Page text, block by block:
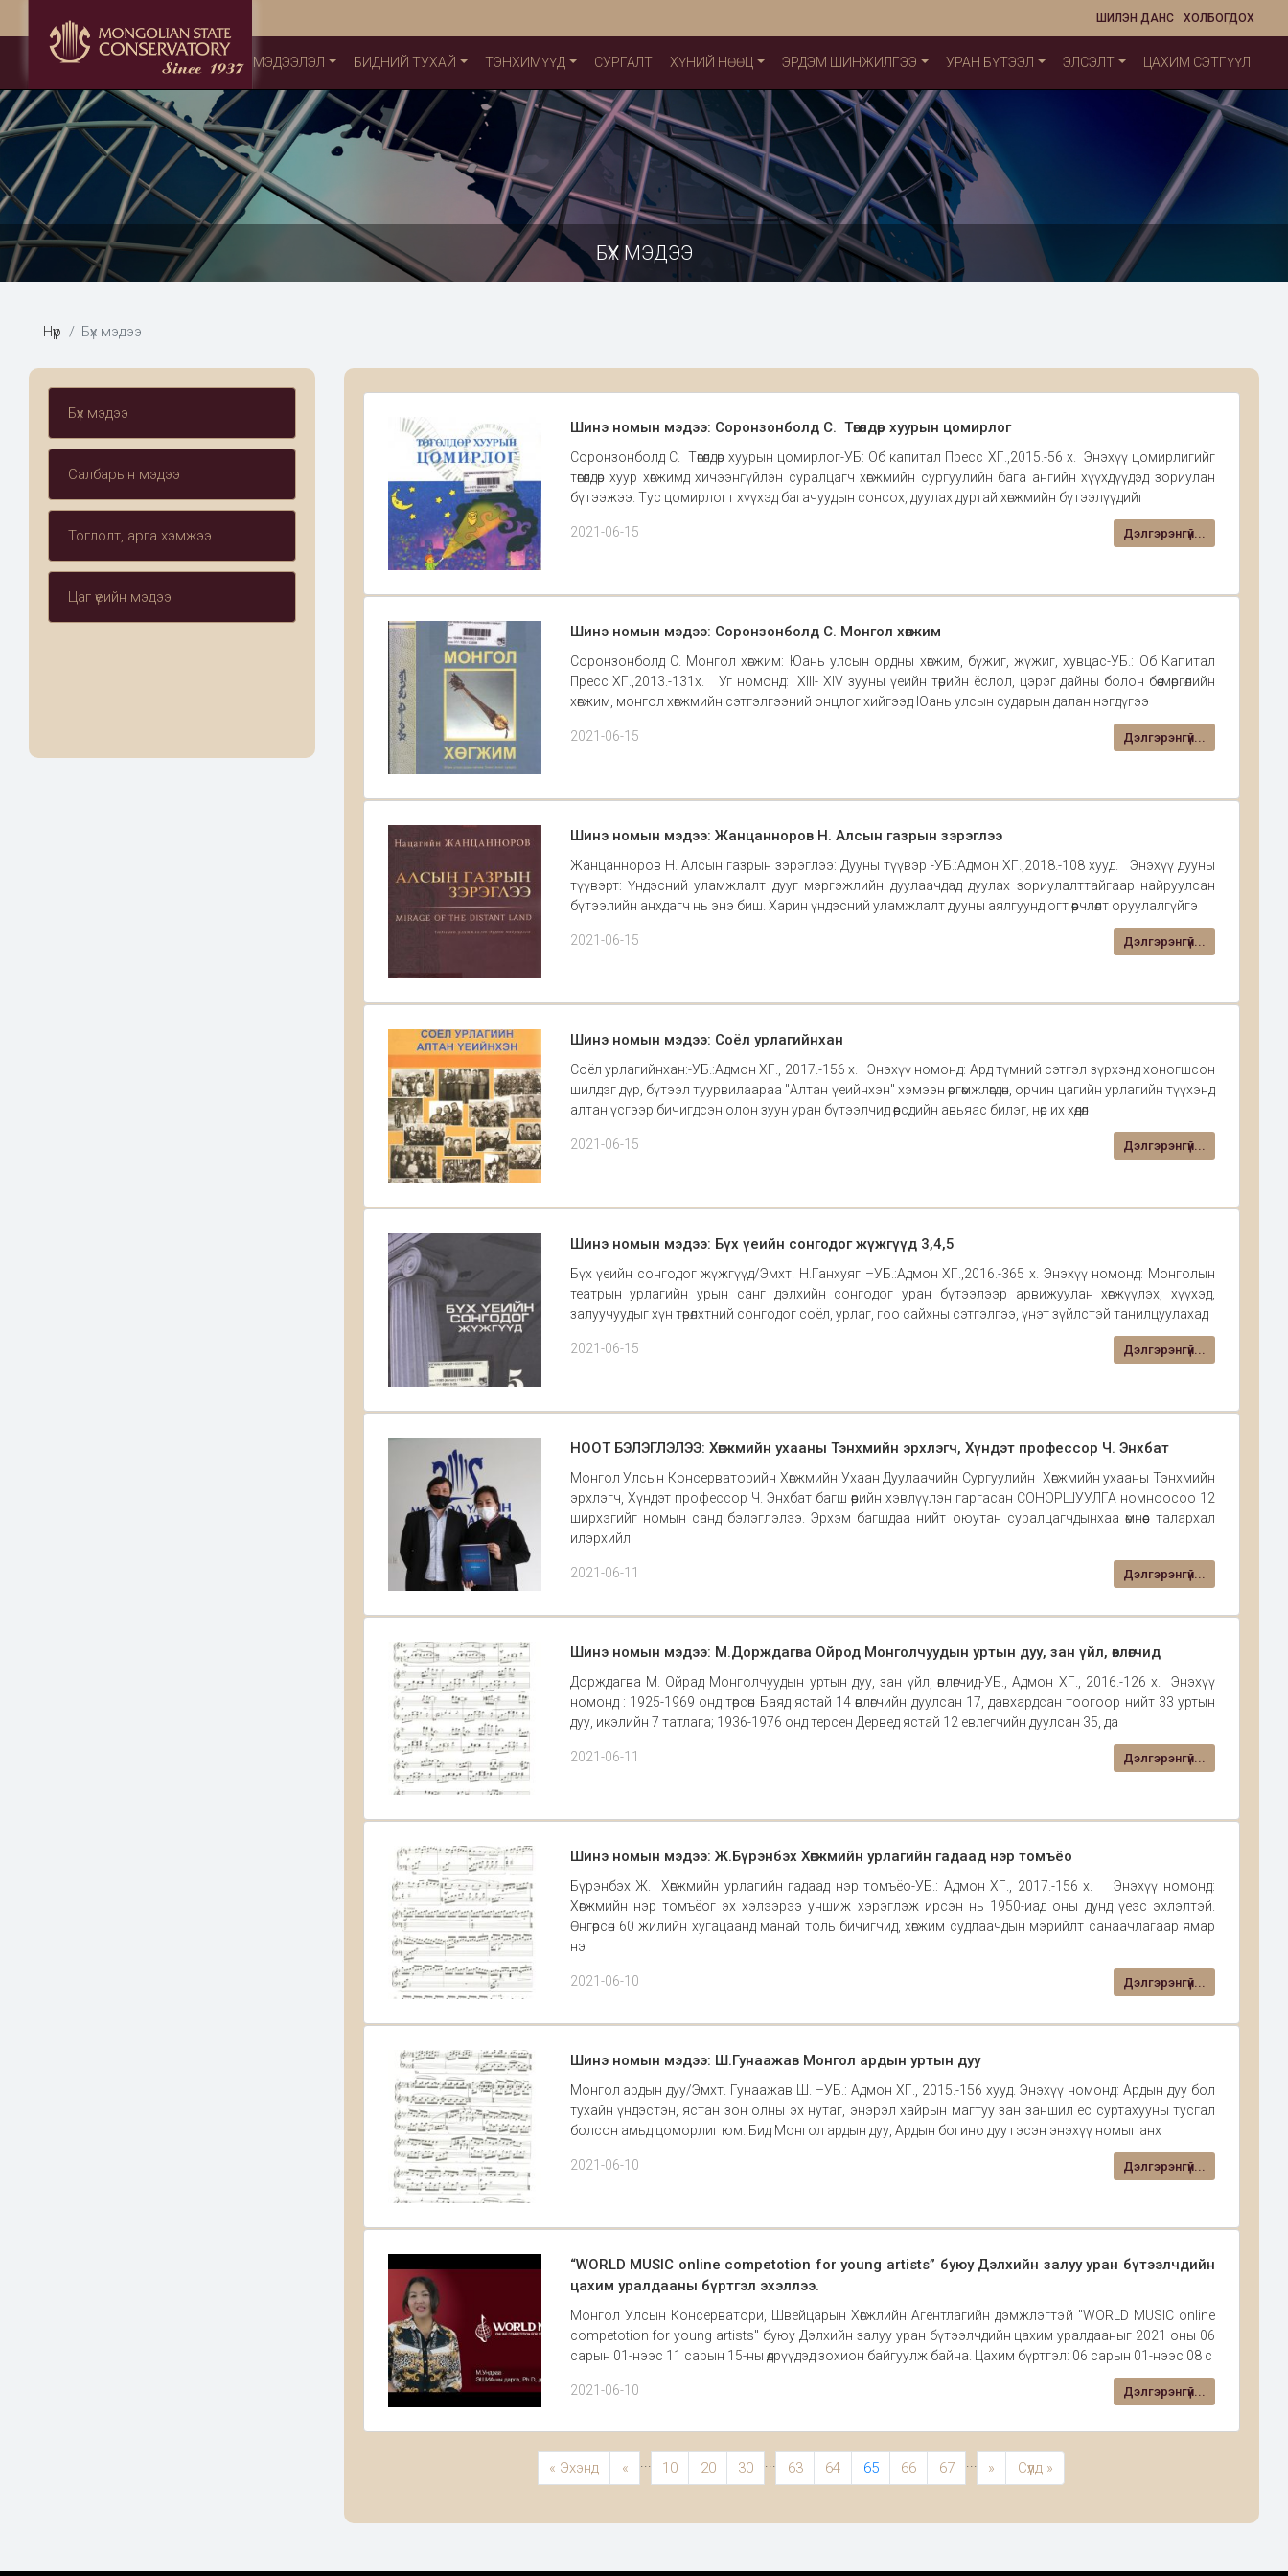
ХОЛБОГДОХ
ШИЛЭН ДАНС
МЭДЭЭЛЭЛ БИДНИЙ ТУХАЙ ТЭНХИМҮҮД СУРГАЛТ ХҮНИЙ НӨӨЦ ЭРДЭМ ШИНЖИЛГЭЭ УРАН БҮТЭЭЛ ЭЛСЭЛТ ЦАХИМ СЭТГҮҮЛ
БҮХ МЭДЭЭ
Нүүр Бүх мэдээ
Бүх мэдээ
Салбарын мэдээ
Тоглолт, арга хэмжээ
Цаг үеийн мэдээ
Шинэ номын мэдээ: Соронзонболд С. Төгөлдөр хуурын цомирлог
Соронзонболд С. Төгөлдөр хуурын цомирлог-УБ: Об капитал Пресс ХГ.,2015.-56 х. Энэхүү цомирлигийг
төгөлдөр хуур хөгжимд хичээнгүйлэн суралцагч хөгжмийн сургуулийн бага ангийн хүүхдүүдэд зориулан
бүтээжээ. Тус цомирлогт хүүхэд багачуудын сонсох, дуулах дуртай хөгжмийн бүтээлүүдийг
2021-06-15 Дэлгэрэнгүй...
Шинэ номын мэдээ: Соронзонболд С. Монгол хөгжим
Соронзонболд С. Монгол хөгжим: Юань улсын ордны хөгжим, бүжиг, жүжиг, хувцас-УБ.: Об Капитал
Пресс ХГ.,2013.-131х. Уг номонд: XIII- XIV зууны үеийн төрийн ёслол, цэрэг дайны болон бөө мөргөлийн
хөгжим, монгол хөгжмийн сэтгэлгээний онцлог хийгээд Юань улсын сударын далан нэгдүгээ
2021-06-15 Дэлгэрэнгүй...
Шинэ номын мэдээ: Жанцанноров Н. Алсын газрын зэрэглээ
Жанцанноров Н. Алсын газрын зэрэглээ: Дууны түүвэр -УБ.:Адмон ХГ.,2018.-108 хууд. Энэхүү дууны
түүвэрт: Үндэсний уламжлалт дууг мэргэжлийн дуулаачдад дуулах зориулалттайгаар найруулсан
бүтээлийн анхдагч нь энэ биш. Харин үндэсний уламжлалт дууны аялгуунд огт өөрчлөлт оруулалгүйгэ
2021-06-15 Дэлгэрэнгүй...
Шинэ номын мэдээ: Соёл урлагийнхан
Соёл урлагийнхан:-УБ.:Адмон ХГ., 2017.-156 х. Энэхүү номонд: Ард түмний сэтгэл зүрхэнд хоногшсон
шилдэг дүр, бүтээл туурвилаараа "Алтан үеийнхэн" хэмээн өргөмжлөгдөн, орчин цагийн урлагийн түүхэнд
алтан үсгээр бичигдсэн олон зуун уран бүтээлчид өөрсдийн авьяас билэг, нөр их хөдөл
2021-06-15 Дэлгэрэнгүй...
Шинэ номын мэдээ: Бүх үеийн сонгодог жүжгүүд 3,4,5
Бүх үеийн сонгодог жүжгүүд/Эмхт. Н.Ганхуяг –УБ.:Адмон ХГ.,2016.-365 х. Энэхүү номонд: Монголын
театрын урлагийн урын санг дэлхийн сонгодог уран бүтээлээр арвижуулан хөгжүүлэх, хүүхэд,
залуучуудыг хүн төрөлхтний сонгодог соёл, урлаг, гоо сайхны сэтгэлгээ, үнэт зүйлстэй танилцуулахад
2021-06-15 Дэлгэрэнгүй...
НООТ БЭЛЭГЛЭЛЭЭ: Хөгжмийн ухааны Тэнхмийн эрхлэгч, Хүндэт профессор Ч. Энхбат
Монгол Улсын Консерваторийн Хөгжмийн Ухаан Дуулаачийн Сургуулийн Хөгжмийн ухааны Тэнхмийн
эрхлэгч, Хүндэт профессор Ч. Энхбат багш өөрийн хэвлүүлэн гаргасан СОНОРШУУЛГА номноосоо 12
ширхэгийг номын санд бэлэглэлээ. Эрхэм багшдаа нийт оюутан суралцагчдынхаа өмнөөс талархал
илэрхийл
2021-06-11 Дэлгэрэнгүй...
Шинэ номын мэдээ: М.Дорждагва Ойрод Монголчуудын уртын дуу, зан үйл, өвлөгчид
Дорждагва М. Ойрад Монголчуудын уртын дуу, зан үйл, өвлөгчид-УБ., Адмон ХГ., 2016.-126 х. Энэхүү
номонд : 1925-1969 онд төрсөн Баяд ястай 14 өвлөгчийн дуулсан 17, давхардсан тоогоор нийт 33 уртын
дуу, икэлийн 7 татлага; 1936-1976 онд терсен Дервед ястай 12 евлегчийн дуулсан 35, да
2021-06-11 Дэлгэрэнгүй...
Шинэ номын мэдээ: Ж.Бүрэнбэх Хөгжмийн урлагийн гадаад нэр томъёо
Бүрэнбэх Ж. Хөгжмийн урлагийн гадаад нэр томъёо-УБ.: Адмон ХГ., 2017.-156 х. Энэхүү номонд:
Хөгжмийн нэр томъёог эх хэлээрээ уншиж хэрэглэж ирсэн нь 1950-иад оны дунд үеэс эхлэлтэй.
Өнгөрсөн 60 жилийн хугацаанд манай толь бичигчид, хөгжим судлаачдын мэрийлт санаачлагаар ямар
нэ
2021-06-10 Дэлгэрэнгүй...
Шинэ номын мэдээ: Ш.Гунаажав Монгол ардын уртын дуу
Монгол ардын дуу/Эмхт. Гунаажав Ш. –УБ.: Адмон ХГ., 2015.-156 хууд. Энэхүү номонд: Ардын дуу бол
тухайн үндэстэн, ястан зон олны эх нутаг, энэрэл хайрын магтуу зан заншил ёс суртахууны тусгал
болсон амьд цоморлиг юм. Бид Монгол ардын дуу, Ардын богино дуу гэсэн энэхүү номыг анх
2021-06-10 Дэлгэрэнгүй...
“WORLD MUSIC online competotion for young artists” буюу Дэлхийн залуу уран бүтээлчдийн
цахим уралдааны бүртгэл эхэллээ.
Монгол Улсын Консерватори, Швейцарын Хөгжлийн Агентлагийн дэмжлэгтэй "WORLD MUSIC online
competotion for young artists" буюу Дэлхийн залуу уран бүтээлчдийн цахим уралдааныг 2021 оны 06
сарын 01-нээс 11 сарын 15-ны өдрүүдэд зохион байгуулж байна. Цахим бүртгэл: 06 сарын 01-нээс 08 с
2021-06-10 Дэлгэрэнгүй...
« Эхэнд « 10 20 30 63 64 65 66 67 » Сүүлд »